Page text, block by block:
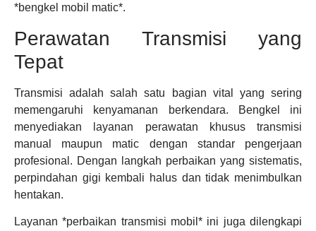
*bengkel mobil matic*.
Perawatan Transmisi yang
Tepat
Transmisi adalah salah satu bagian vital yang sering
memengaruhi kenyamanan berkendara. Bengkel ini
menyediakan layanan perawatan khusus transmisi
manual maupun matic dengan standar pengerjaan
profesional. Dengan langkah perbaikan yang sistematis,
perpindahan gigi kembali halus dan tidak menimbulkan
hentakan.
Layanan *perbaikan transmisi mobil* ini juga dilengkapi